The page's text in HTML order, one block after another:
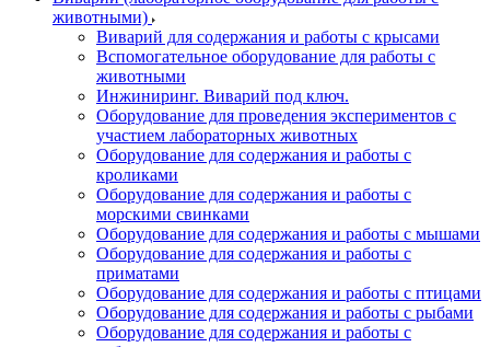
животными)
Виварий для содержания и работы с крысами
Вспомогательное оборудование для работы с
животными
Инжиниринг. Виварий под ключ.
Оборудование для проведения экспериментов с
участием лабораторных животных
Оборудование для содержания и работы с
кроликами
Оборудование для содержания и работы с
морскими свинками
Оборудование для содержания и работы с мышами
Оборудование для содержания и работы с
приматами
Оборудование для содержания и работы с птицами
Оборудование для содержания и работы с рыбами
Оборудование для содержания и работы с